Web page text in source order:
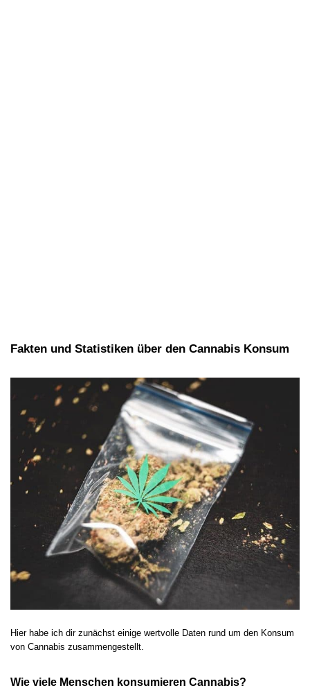
Fakten und Statistiken über den Cannabis Konsum
Hier habe ich dir zunächst einige wertvolle Daten rund um den Konsum
von Cannabis zusammengestellt.
Wie viele Menschen konsumieren Cannabis?